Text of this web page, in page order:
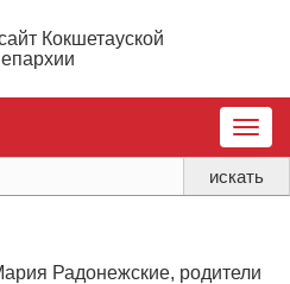
Кокшетауской
Toggle
Радонежские, родители